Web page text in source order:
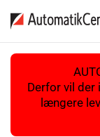
Derfor vil der
længere